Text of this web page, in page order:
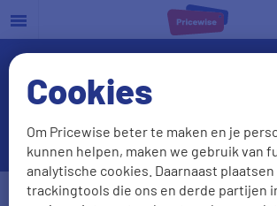
Cookies
Om Pricewise beter te maken en je
kunnen helpen, maken we gebruik van
analytische cookies. Daarnaast
trackingtools die ons en derde partijen
Overstappen van of
Budget Energie
Postcode Huisnr. +